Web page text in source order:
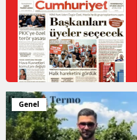
Genel